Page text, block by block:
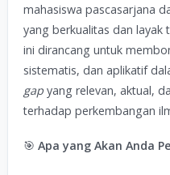
mahasiswa pascasarjana
yang berkualitas dan layak
ini dirancang untuk
sistematis, dan aplikatif
gap yang relevan, aktual,
terhadap perkembangan
🎯Apa yang Akan Anda